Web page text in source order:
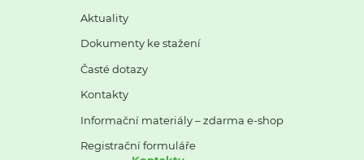
Aktuality
Dokumenty ke stažení
Časté dotazy
Kontakty
Informační materiály – zdarma e-shop
Registrační formuláře